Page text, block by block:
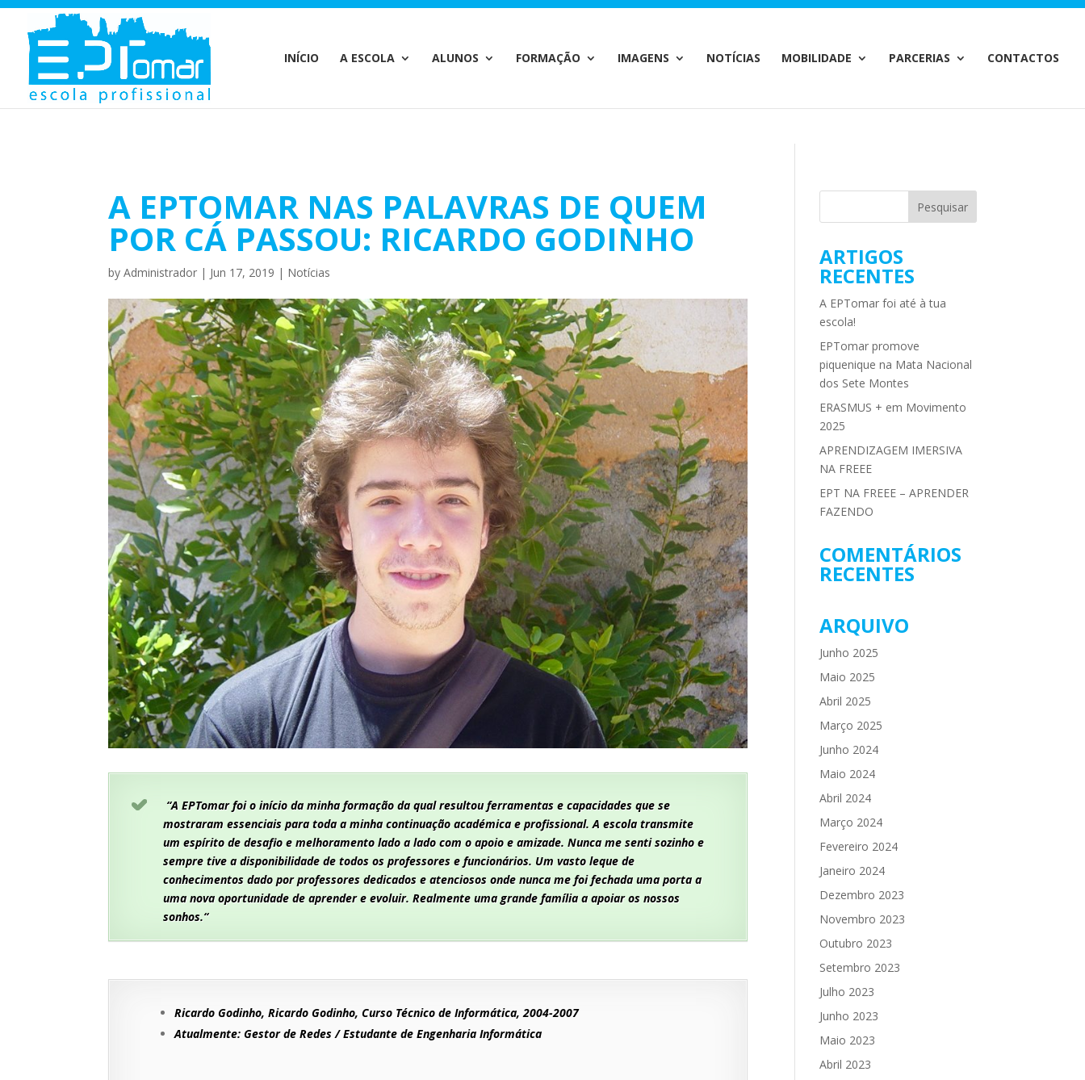
Warning: Undefined array key 1 in/home/escolaprofission/public_html/wp-content/plugins/wp-private-content-pro/lib/Drewm/MailChimp.php
INÍCIO
A ESCOLA ALUNOS FORMAÇÃO IMAGENS NOTÍCIAS MOBILIDADE PARCERIAS CONTACTOS
A EPTOMAR NAS PALAVRAS DE QUEM
POR CÁ PASSOU: RICARDO GODINHO
byAdministrador | Jun 17, 2019 | Notícias
“A EPTomar foi o início da minha formação da qual resultou ferramentas e capacidades que se
mostraram essenciais para toda a minha continuação académica e profissional. A escola transmite
um espírito de desafio e melhoramento lado a lado com o apoio e amizade. Nunca me senti sozinho e
sempre tive a disponibilidade de todos os professores e funcionários. Um vasto leque de
conhecimentos dado por professores dedicados e atenciosos onde nunca me foi fechada uma porta a
uma nova oportunidade de aprender e evoluir. Realmente uma grande família a apoiar os nossos
sonhos.“
Ricardo Godinho, Ricardo Godinho, Curso Técnico de Informática, 2004-2007
Atualmente: Gestor de Redes / Estudante de Engenharia Informática
ARTIGOS
RECENTES
A EPTomar foi até à tua
escola!
EPTomar promove
piquenique na Mata Nacional
dos Sete Montes
ERASMUS + em Movimento
2025
APRENDIZAGEM IMERSIVA
NA FREEE
EPT NA FREEE – APRENDER
FAZENDO
COMENTÁRIOS
RECENTES
ARQUIVO
Junho 2025
Maio 2025
Abril 2025
Março 2025
Junho 2024
Maio 2024
Abril 2024
Março 2024
Fevereiro 2024
Janeiro 2024
Dezembro 2023
Novembro 2023
Outubro 2023
Setembro 2023
Julho 2023
Junho 2023
Maio 2023
Abril 2023